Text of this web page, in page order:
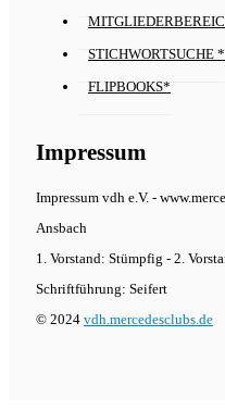
STICHWORTSUCHE *
FLIPBOOKS*
Impressum
Impressum vdh e.V. -
Ansbach
1. Vorstand: Stümpfig - 2.
Schriftführung: Seifert
© 2024 vdh.mercedesclubs.de